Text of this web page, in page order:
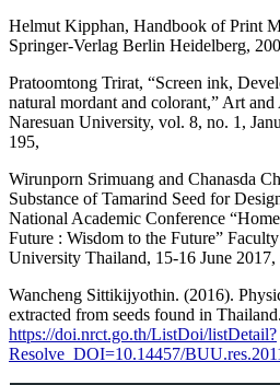
Helmut Kipphan, Handbook of Print
Springer-Verlag Berlin Heidelberg,
Pratoomtong Trirat, “Screen ink,
natural mordant and colorant,” Art
Naresuan University, vol. 8, no. 1,
195,
Wirunporn Srimuang and Chanasda
Substance of Tamarind Seed for
National Academic Conference
Future : Wisdom to the Future”
University Thailand, 15-16 June 2017,
Wancheng Sittikijyothin. (2016).
extracted from seeds found in
https://doi.nrct.go.th/ListDoi/listDetail?
Resolve_DOI=10.14457/